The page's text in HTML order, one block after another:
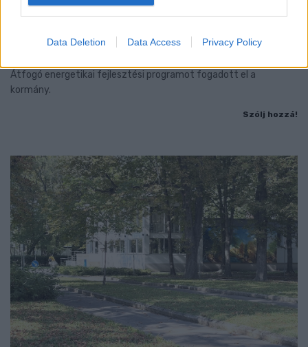
Data Deletion Data Access Privacy Policy
MAGYAR PÉTER: 868 MILLIÁRD FORINTOS
MAGYARORSZÁG ENERGIAELLÁTÁSÁT, MIKÖZBEN
TOVÁBBRA IS KRITIKUS NAPOK ELÉ NÉZ AZ ORSZÁG
Átfogó energetikai fejlesztési programot fogadott el a
kormány.
Szólj hozzá!